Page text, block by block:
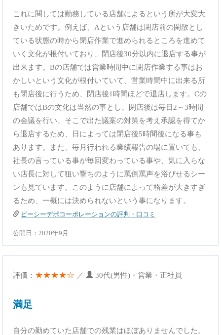
これに関しては勤務している店舗によるという所が大変大
きいためです。例えば、Aという店舗は閉店前の閑散とし
ている状態の時から閉店作業で進められるところを進めて
いく文化が根付いており、閉店後30分以内に退店する事が
出来ます。Bの店舗では営業時間中に閉店作業する事はお
かしいという文化が根付いていて、営業時間中に出来る所
も閉店後に行うため、閉店後1時間ほどで退店します。Cの
店舗ではBの文化は当然の事とし、閉店後は毎日2～3時間
の会議を行い、そこで出た議案の対策を考え承認を得てか
ら退店するため、日によっては閉店後5時間後になる事も
あります。また、毎月行われる業績報告の場に置いても、
社長の言っている事が毎回変わっている事や、気に入らな
い店長に対して狙い撃ちのように罵倒罵声を浴びせるシー
ンも見ています。このように店舗によって格差が大きすぎ
るため、一概には決められないという事になります。
ピーシーデポコーポレーションの評判・口コミ
公開日：2020年9月
評価： ★★★★☆ ／ 30代(男性)・営業・正社員
満足
自分の勤めていた店舗での残業はほぼありませんでした。